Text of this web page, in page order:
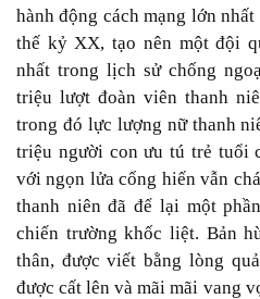
hành động cách mạng lớn
thế kỷ XX, tạo nên một đội
nhất trong lịch sử chống
triệu lượt đoàn viên thanh
trong đó lực lượng nữ thanh
triệu người con ưu tú trẻ tuổi
với ngọn lửa cống hiến vẫn
thanh niên đã để lại một
chiến trường khốc liệt. Bản
thân, được viết bằng lòng
được cất lên và mãi mãi vang